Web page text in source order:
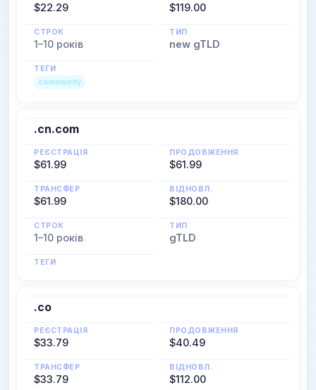
$22.29 $119.00
СТРОК
1–10 років
ТИП
new gTLD
ТЕГИ
community
.cn.com
РЕЄСТРАЦІЯ
$61.99
ПРОДОВЖЕННЯ
$61.99
ТРАНСФЕР
$61.99
ВІДНОВЛ.
$180.00
СТРОК
1–10 років
ТИП
gTLD
ТЕГИ
.co
РЕЄСТРАЦІЯ
$33.79
ПРОДОВЖЕННЯ
$40.49
ТРАНСФЕР
$33.79
ВІДНОВЛ.
$112.00